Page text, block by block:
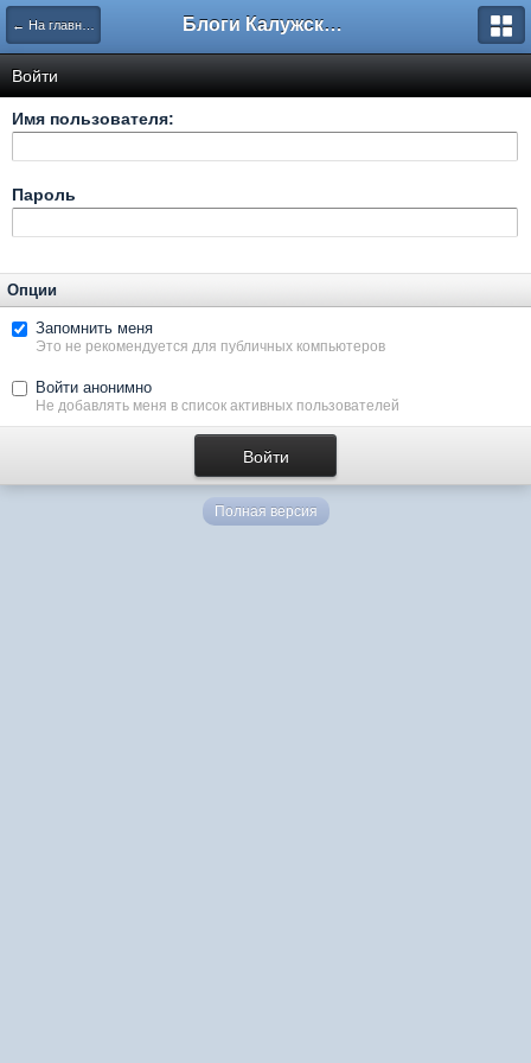
← На главную Блоги Калужского перекрестка
Войти
Имя пользователя:
Пароль
Опции
Запомнить меня
Это не рекомендуется для публичных компьютеров
Войти анонимно
Не добавлять меня в список активных пользователей
Полная версия